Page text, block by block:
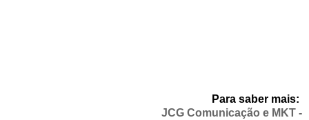
Para saber mais:
JCG Comunicação e MKT -